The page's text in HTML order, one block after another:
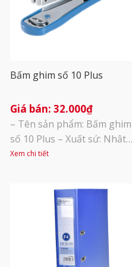
Bấm ghim số 10 Plus
32.000₫
– Tên sản phẩm: Bấm ghim
số 10 Plus – Xuất sứ: Nhật
Bản – Đơn vị tính: Cái
Xem chi tiết